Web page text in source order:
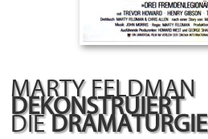
MARTY FELDMAN
DEKONSTRUIERT
DIE